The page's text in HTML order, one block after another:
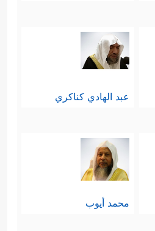
عبد الهادي كناكري
محمد أيوب